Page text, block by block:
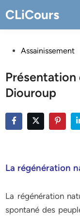
to
content
CLiCours
PostedAssainissement
Présentation
Diouroup
La régénération
La régénération
spontané des